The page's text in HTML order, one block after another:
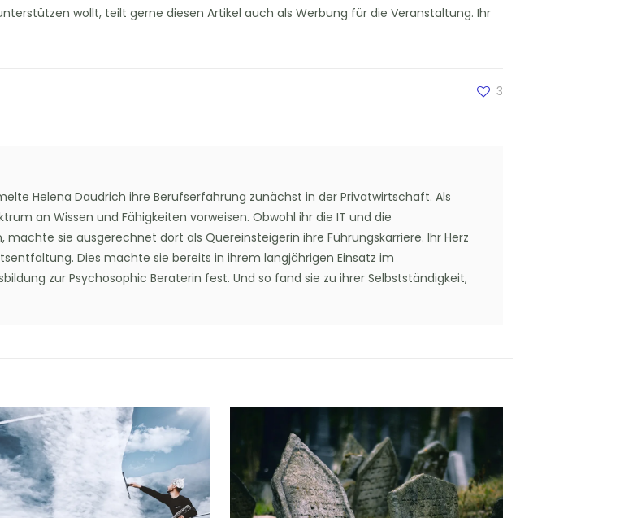
wollt, teilt gerne diesen Artikel auch als Werbung für die Veranstaltung. Ihr
3
Helena Daudrich ihre Berufserfahrung zunächst in der Privatwirtschaft. Als
an Wissen und Fähigkeiten vorweisen. Obwohl ihr die IT und die
sie ausgerechnet dort als Quereinsteigerin ihre Führungskarriere. Ihr Herz
Dies machte sie bereits in ihrem langjährigen Einsatz im
zur Psychosophic Beraterin fest. Und so fand sie zu ihrer Selbstständigkeit,